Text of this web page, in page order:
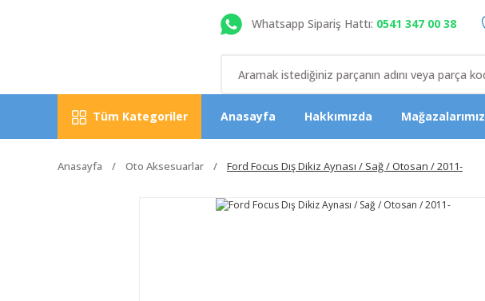
Whatsapp Sipariş Hattı: 0541 347 00 38
Tüm Kategoriler Anasayfa Hakkımızda Mağazalarımız
Anasayfa Oto Aksesuarlar Ford Focus Dış Dikiz Aynası / Sağ / Otosan / 2011-